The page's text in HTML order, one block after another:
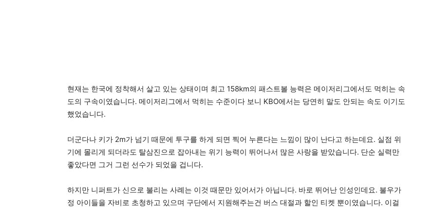
현재는 한국에 정착해서 살고 있는 상태이며 최고 158km의 패스트볼 능력은 메이저리그에서도 먹히는 속
도의 구속이였습니다. 메이저리그에서 먹히는 수준이다 보니 KBO에서는 당연히 말도 안되는 속도 이기도
했었습니다.
더군다나 키가 2m가 넘기 때문에 투구를 하게 되면 찍어 누른다는 느낌이 많이 난다고 하는데요. 실점 위
기에 몰리게 되더라도 탈삼진으로 잡아내는 위기 능력이 뛰어나서 많은 사랑을 받았습니다. 단순 실력만
좋았다면 그거 그런 선수가 되었을 겁니다.
하지만 니퍼트가 신으로 불리는 사례는 이것 때문만 있어서가 아닙니다. 바로 뛰어난 인성인데요. 불우가
정 아이들을 자비로 초청하고 있으며 구단에서 지원해주는건 버스 대절과 할인 티켓 뿐이였습니다. 이걸